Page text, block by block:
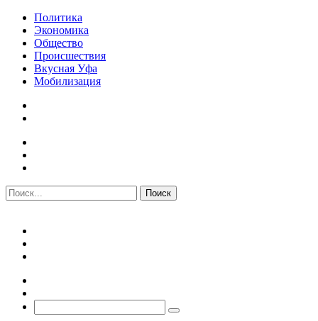
Политика
Экономика
Общество
Происшествия
Вкусная Уфа
Мобилизация